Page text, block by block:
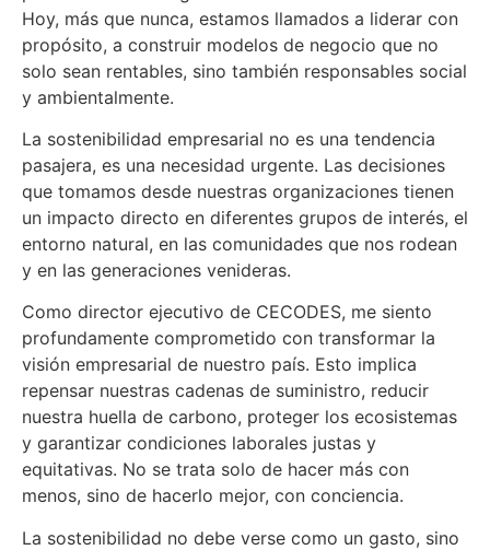
Hoy, más que nunca, estamos llamados a liderar con
propósito, a construir modelos de negocio que no
solo sean rentables, sino también responsables social
y ambientalmente.
La sostenibilidad empresarial no es una tendencia
pasajera, es una necesidad urgente. Las decisiones
que tomamos desde nuestras organizaciones tienen
un impacto directo en diferentes grupos de interés, el
entorno natural, en las comunidades que nos rodean
y en las generaciones venideras.
Como director ejecutivo de CECODES, me siento
profundamente comprometido con transformar la
visión empresarial de nuestro país. Esto implica
repensar nuestras cadenas de suministro, reducir
nuestra huella de carbono, proteger los ecosistemas
y garantizar condiciones laborales justas y
equitativas. No se trata solo de hacer más con
menos, sino de hacerlo mejor, con conciencia.
La sostenibilidad no debe verse como un gasto, sino